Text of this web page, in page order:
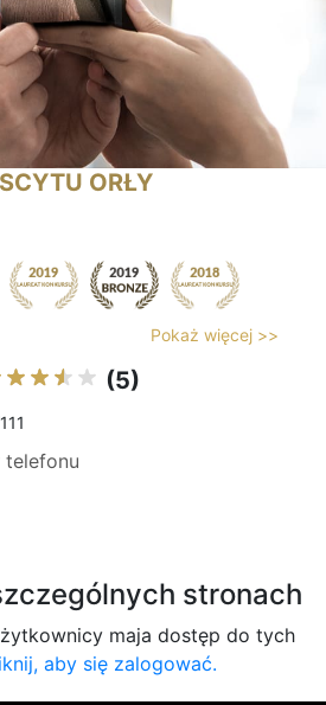
ORŁY
Pokaż więcej >>
(5)
telefonu
stronach
maja dostęp do tych
aby się zalogować.